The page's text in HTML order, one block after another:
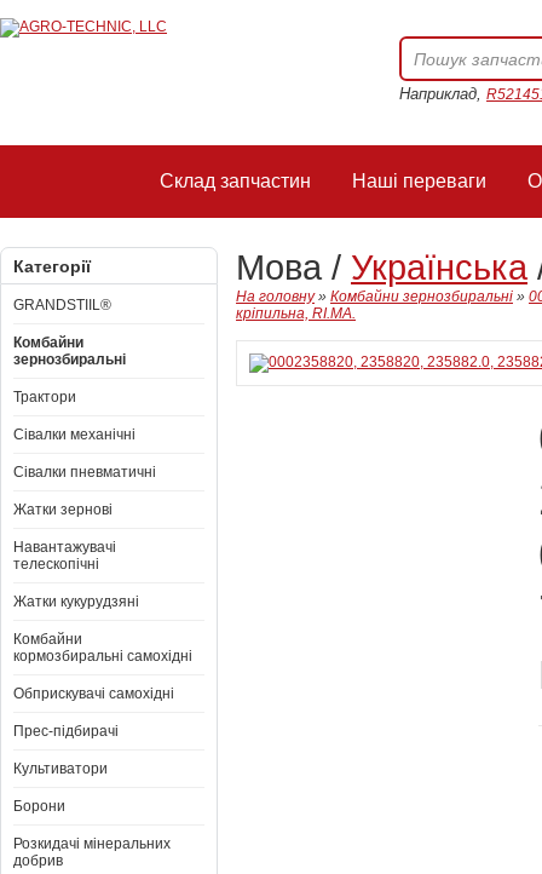
Наприклад,
Склад запчастин Наші переваги
Категорії
GRANDSTIIL®
Комбайни
зернозбиральні
Трактори
Сівалки механічні
Сівалки пневматичні
Жатки зернові
Навантажувачі
телескопічні
Жатки кукурудзяні
Комбайни
кормозбиральні самохідні
Обприскувачі самохідні
Прес-підбирачі
Культиватори
Борони
Розкидачі мінеральних
добрив
Мова / Українська
На головну» Комбайни зернозбиральні »
кріпильна, RI.MA.